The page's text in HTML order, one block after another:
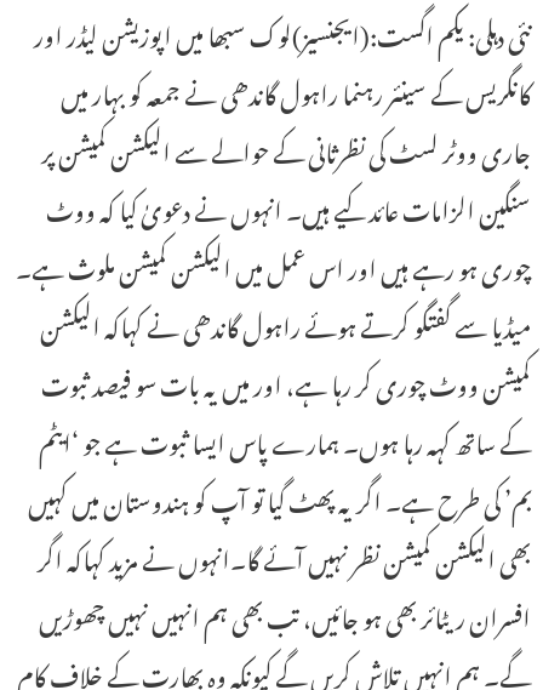
نئی دہلی: یکم اگست:(ایجنسیز)لوک سبھا میں اپوزیشن لیڈر اور
کانگریس کے سینئر رہنما راہول گاندھی نے جمعہ کو بہار میں
جاری ووٹر لسٹ کی نظرثانی کے حوالے سے الیکشن کمیشن پر
سنگین الزامات عائد کیے ہیں۔ انہوں نے دعویٰ کیا کہ ووٹ
چوری ہو رہے ہیں اور اس عمل میں الیکشن کمیشن ملوث ہے۔
میڈیا سے گفتگو کرتے ہوئے راہول گاندھی نے کہاکہ الیکشن
کمیشن ووٹ چوری کر رہا ہے، اور میں یہ بات سو فیصد ثبوت
کے ساتھ کہہ رہا ہوں۔ ہمارے پاس ایسا ثبوت ہے جو ‘ایٹم
بم’ کی طرح ہے۔ اگر یہ پھٹ گیا تو آپ کو ہندوستان میں کہیں
بھی الیکشن کمیشن نظر نہیں آئے گا۔انہوں نے مزید کہاکہ اگر
افسران ریٹائر بھی ہو جائیں، تب بھی ہم انہیں نہیں چھوڑیں
گے۔ ہم انہیں تلاش کریں گے کیونکہ وہ بھارت کے خلاف کام